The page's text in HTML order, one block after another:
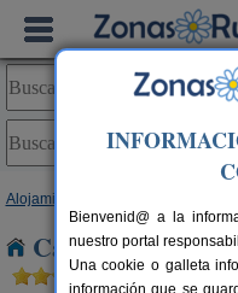
Alojamientos
Casas Rurales
Bienvenid@ a la
nuestro portal
Una cookie o galleta
información que se